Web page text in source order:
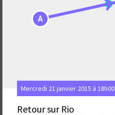
A
Mercredi 21 janvier 2015 à 18h00
Retour sur Rio